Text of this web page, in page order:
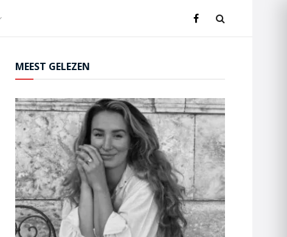
MEEST GELEZEN